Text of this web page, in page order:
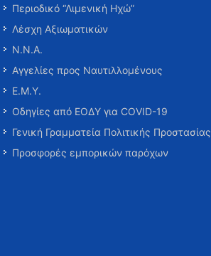
Περιοδικό “Λιμενική Ηχώ”
Λέσχη Αξιωματικών
Ν.Ν.Α.
Αγγελίες προς Ναυτιλλομένους
Ε.Μ.Υ.
Οδηγίες από ΕΟΔΥ για COVID-19
Γενική Γραμματεία Πολιτικής Προστασίας
Προσφορές εμπορικών παρόχων